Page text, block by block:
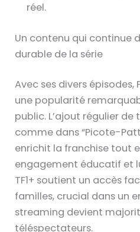
réel.
Un contenu qui continue
durable de la série
Avec ses divers épisodes,
une popularité
public. L’ajout régulier
comme dans “Picote-
enrichit la franchise tout
engagement éducatif et
TF1+ soutient un accès
familles, crucial dans un
streaming devient
téléspectateurs.